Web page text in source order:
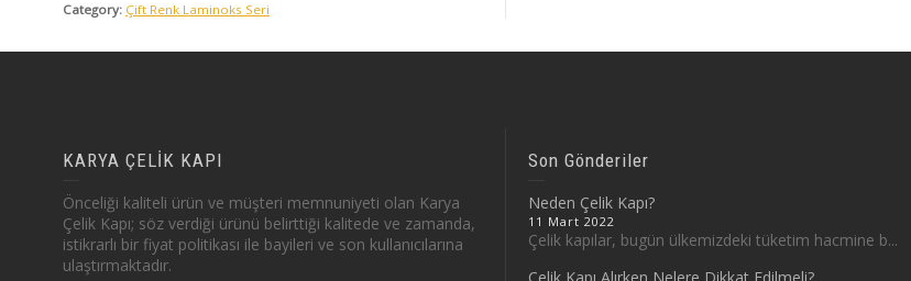
Category: Çift Renk Laminoks Seri
KARYA ÇELİK KAPI
Önceliği kaliteli ürün ve müşteri memnuniyeti olan Karya
Çelik Kapı; söz verdiği ürünü belirttiği kalitede ve zamanda,
istikrarlı bir fiyat politikası ile bayileri ve son kullanıcılarına
ulaştırmaktadır.
Son Gönderiler
Neden Çelik Kapı?
11 Mart 2022
Çelik kapılar, bugün ülkemizdeki tüketim hacmine b...